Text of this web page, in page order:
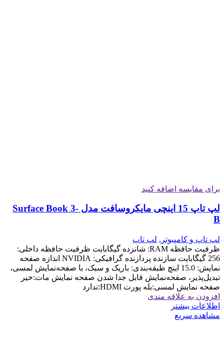
برای مقایسه اضافه کنید
لپ تاپ 15 اینچی مایکروسافت مدل Surface Book 3-
B
لپ تاپ و کامپیوتر , لپ تاپ
ظرفیت حافظه RAM: شانزده گیگابایت ظرفیت حافظه داخلی:
256 گیگابایت سازنده پردازنده گرافیکی: NVIDIA اندازه صفحه
نمایش: 15.0 اینچ طبقه‌بندی: باریک و سبک، با صفحه‌نمایش لمسی،
تبدیل‌پذیر، صفحه‌نمایش قابل جدا شدن صفحه نمایش مات:خیر
صفحه نمایش لمسی:بله پورت HDMI:ندارد
افزودن به علاقه مندی
اطلاعات بیشتر
مشاهده سریع